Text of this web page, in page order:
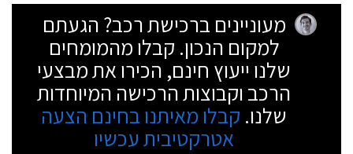
מעוניינים ברכישת רכב? הגעתם
למקום הנכון. קבלו מהמומחים
שלנו ייעוץ חינם, הכירו את מבצעי
הרכב וקבוצות הרכישה המיוחדות
שלנו. קבלו מאיתנו בחינם הצעה
אטרקטיבית עכשיו